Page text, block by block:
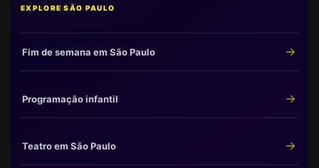
EXPLORE SÃO PAULO
Fim de semana em São Paulo
Programação infantil
Teatro em São Paulo